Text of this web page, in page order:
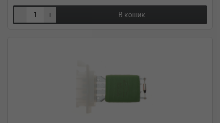
- + В кошик